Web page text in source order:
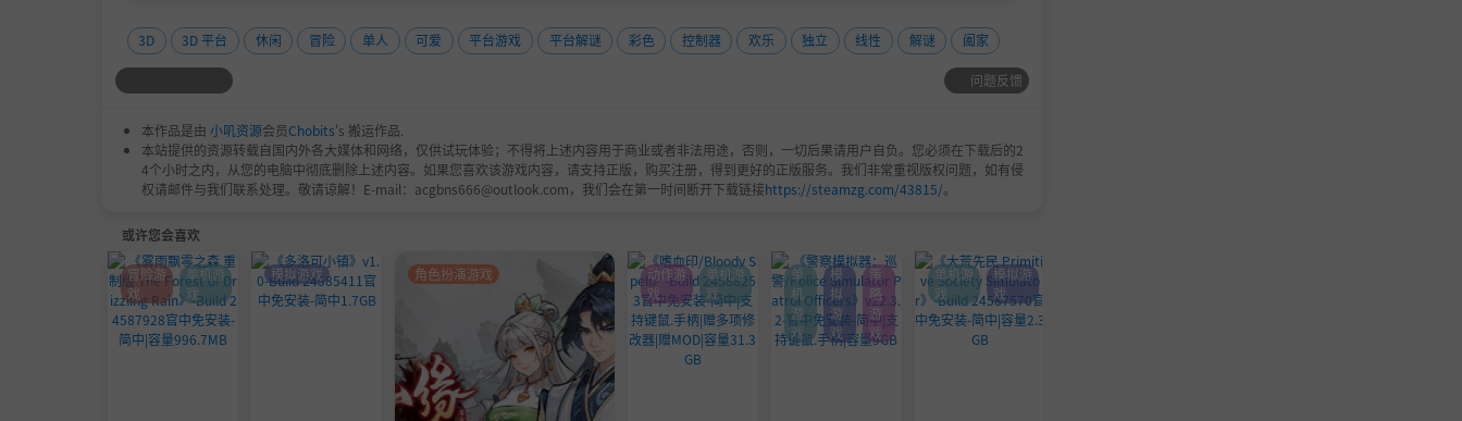
3D 3D 平台 休闲 冒险 单人 可爱 平台游戏 平台解谜 彩色 控制器 欢乐 独立 线性 解谜 阖家
问题反馈
本作品是由 小叽资源会员Chobits's 搬运作品.
本站提供的资源转载自国内外各大媒体和网络，仅供试玩体验；不得将上述内容用于商业或者非法用途，否则，一切后果请用户自负。您必须在下载后的2
4个小时之内，从您的电脑中彻底删除上述内容。如果您喜欢该游戏内容，请支持正版，购买注册，得到更好的正版服务。我们非常重视版权问题，如有侵
权请邮件与我们联系处理。敬请谅解！E-mail：acgbns666@outlook.com，我们会在第一时间断开下载链接https://steamzg.com/43815/。
或许您会喜欢
冒险游
戏
单机游
戏
模拟游戏 角色扮演游戏
动作游
戏
单机游
戏
单
机
游
戏
模
拟
游
戏
策
略
游
戏
单机游
戏
模拟游
戏